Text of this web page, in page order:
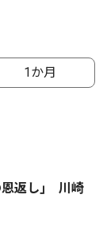
1か月
恩返し｣ 川崎